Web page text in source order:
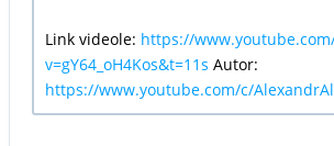
Link videole: https://
v=gY64_oH4Kos&t=11s Autor:
https://www.youtube.com/c/